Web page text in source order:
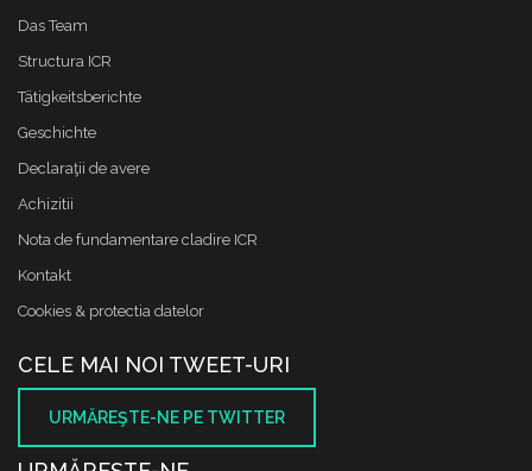
Das Team
Structura ICR
Tätigkeitsberichte
Geschichte
Declaraţii de avere
Achizitii
Nota de fundamentare cladire ICR
Kontakt
Cookies & protectia datelor
CELE MAI NOI TWEET-URI
URMĂREŞTE-NE PE TWITTER